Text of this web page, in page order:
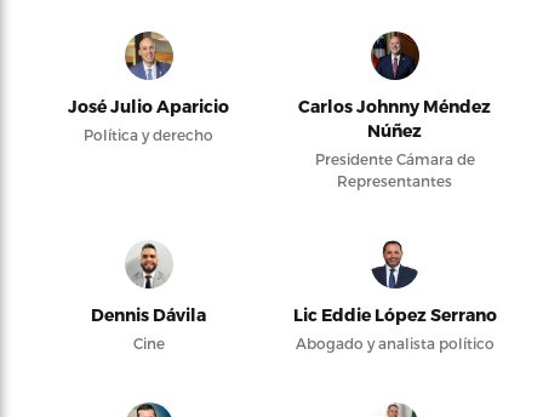
José Julio Aparicio
Política y derecho
Carlos Johnny Méndez
Núñez
Presidente Cámara de
Representantes
Dennis Dávila
Cine
Lic Eddie López Serrano
Abogado y analista político